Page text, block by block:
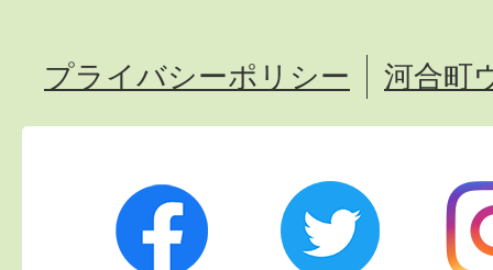
Facebook Twitter
プライバシーポリシー 河合町